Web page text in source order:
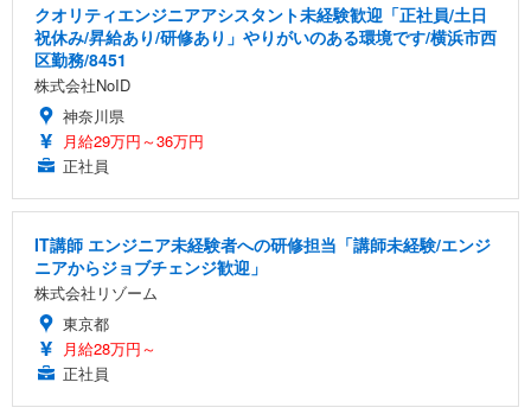
クオリティエンジニアアシスタント未経験歓迎「正社員/土日
祝休み/昇給あり/研修あり」やりがいのある環境です/横浜市西
区勤務/8451
株式会社NoID
神奈川県
月給29万円～36万円
正社員
IT講師 エンジニア未経験者への研修担当「講師未経験/エンジ
ニアからジョブチェンジ歓迎」
株式会社リゾーム
東京都
月給28万円～
正社員